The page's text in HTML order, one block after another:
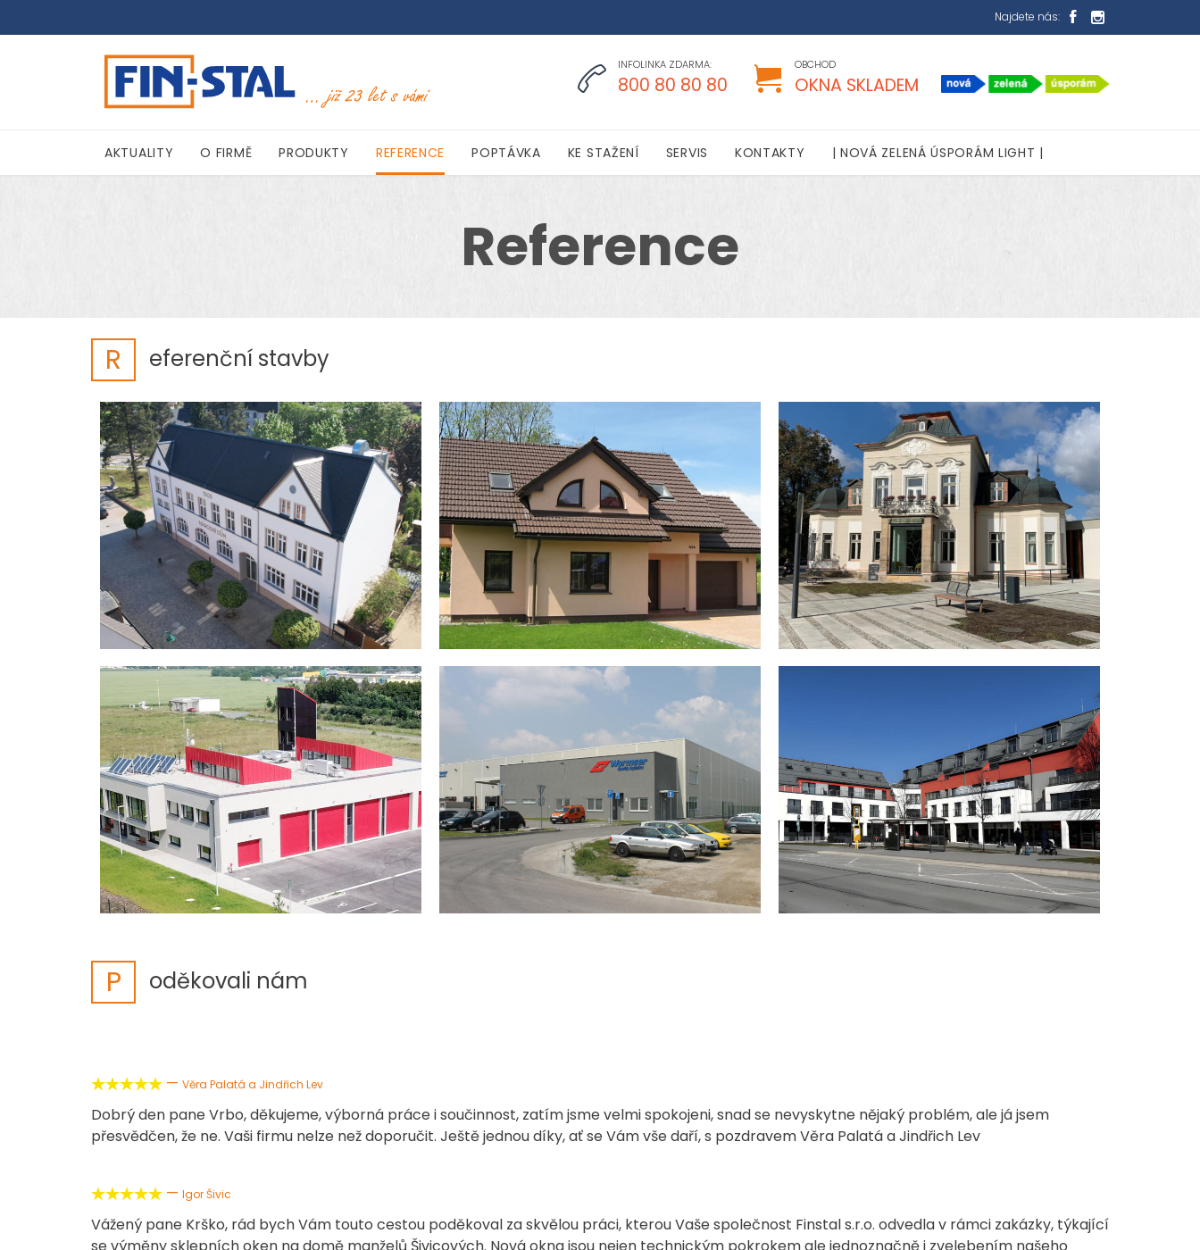
Najdete nás:  
 INFOLINKA ZDARMA:
800 80 80 80  OBCHOD
OKNA SKLADEM
to
AKTUALITY O FIRMĚ PRODUKTY REFERENCE POPTÁVKA KE STAŽENÍ SERVIS KONTAKTY | NOVÁ ZELENÁ ÚSPORÁM LIGHT |
Reference
R eferenční stavby
P oděkovali nám
 — Věra Palatá a Jindřich Lev
Dobrý den pane Vrbo, děkujeme, výborná práce i součinnost, zatím jsme velmi spokojeni, snad se nevyskytne nějaký problém, ale já jsem
přesvědčen, že ne. Vaši firmu nelze než doporučit. Ještě jednou díky, ať se Vám vše daří, s pozdravem Věra Palatá a Jindřich Lev
 — Igor Šivic
Vážený pane Krško, rád bych Vám touto cestou poděkoval za skvělou práci, kterou Vaše společnost Finstal s.r.o. odvedla v rámci zakázky, týkající